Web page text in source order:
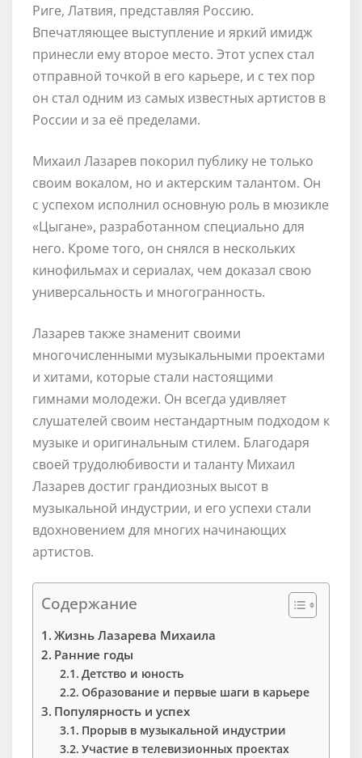
Риге, Латвия, представляя Россию.
Впечатляющее выступление и яркий имидж
принесли ему второе место. Этот успех стал
отправной точкой в его карьере, и с тех пор
он стал одним из самых известных артистов в
России и за её пределами.
Михаил Лазарев покорил публику не только
своим вокалом, но и актерским талантом. Он
с успехом исполнил основную роль в мюзикле
«Цыгане», разработанном специально для
него. Кроме того, он снялся в нескольких
кинофильмах и сериалах, чем доказал свою
универсальность и многогранность.
Лазарев также знаменит своими
многочисленными музыкальными проектами
и хитами, которые стали настоящими
гимнами молодежи. Он всегда удивляет
слушателей своим нестандартным подходом к
музыке и оригинальным стилем. Благодаря
своей трудолюбивости и таланту Михаил
Лазарев достиг грандиозных высот в
музыкальной индустрии, и его успехи стали
вдохновением для многих начинающих
артистов.
Содержание
Жизнь Лазарева Михаила
Ранние годы
Детство и юность
Образование и первые шаги в карьере
Популярность и успех
Прорыв в музыкальной индустрии
Участие в телевизионных проектах